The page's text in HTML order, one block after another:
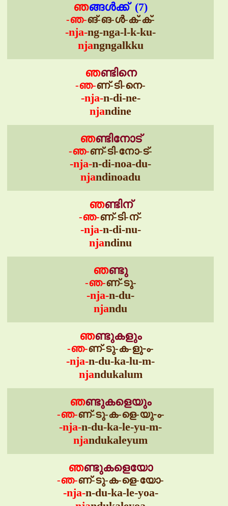
ഞങ്ങൾക്ക് (7)
-ഞ-ങ്-ങ-ൾ-ക്-ക്-
-nja-ng-nga-l-k-ku-
njangngalkku
ഞണ്ടിനെ
-ഞ-ണ്-ടി-നെ-
-nja-n-di-ne-
njandine
ഞണ്ടിനോട്
-ഞ-ണ്-ടി-നോ-ട്-
-nja-n-di-noa-du-
njandinoadu
ഞണ്ടിന്
-ഞ-ണ്-ടി-ന്-
-nja-n-di-nu-
njandinu
ഞണ്ടു
-ഞ-ണ്-ടു-
-nja-n-du-
njandu
ഞണ്ടുകളും
-ഞ-ണ്-ടു-ക-ളു-ം-
-nja-n-du-ka-lu-m-
njandukalum
ഞണ്ടുകളെയും
-ഞ-ണ്-ടു-ക-ളെ-യു-ം-
-nja-n-du-ka-le-yu-m-
njandukaleyum
ഞണ്ടുകളെയോ
-ഞ-ണ്-ടു-ക-ളെ-യോ-
-nja-n-du-ka-le-yoa-